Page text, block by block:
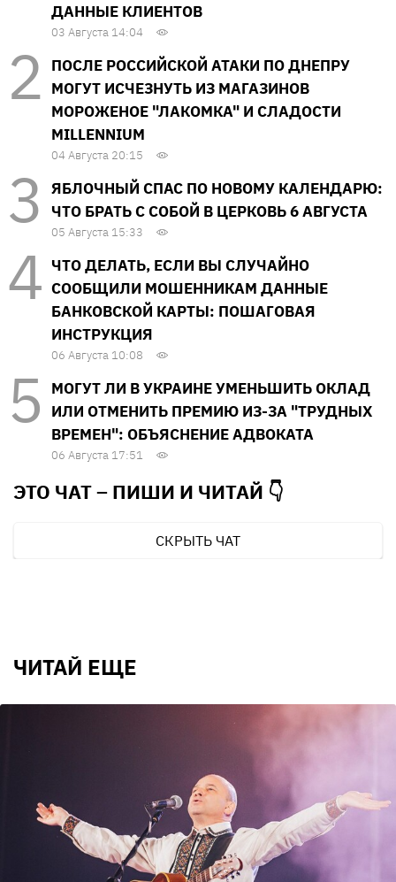
ДАННЫЕ КЛИЕНТОВ
03 Августа 14:04
ПОСЛЕ РОССИЙСКОЙ АТАКИ ПО ДНЕПРУ
МОГУТ ИСЧЕЗНУТЬ ИЗ МАГАЗИНОВ
МОРОЖЕНОЕ "ЛАКОМКА" И СЛАДОСТИ
MILLENNIUM
04 Августа 20:15
ЯБЛОЧНЫЙ СПАС ПО НОВОМУ КАЛЕНДАРЮ:
ЧТО БРАТЬ С СОБОЙ В ЦЕРКОВЬ 6 АВГУСТА
05 Августа 15:33
ЧТО ДЕЛАТЬ, ЕСЛИ ВЫ СЛУЧАЙНО
СООБЩИЛИ МОШЕННИКАМ ДАННЫЕ
БАНКОВСКОЙ КАРТЫ: ПОШАГОВАЯ
ИНСТРУКЦИЯ
06 Августа 10:08
МОГУТ ЛИ В УКРАИНЕ УМЕНЬШИТЬ ОКЛАД
ИЛИ ОТМЕНИТЬ ПРЕМИЮ ИЗ-ЗА "ТРУДНЫХ
ВРЕМЕН": ОБЪЯСНЕНИЕ АДВОКАТА
06 Августа 17:51
ЭТО ЧАТ – ПИШИ И ЧИТАЙ 👇
СКРЫТЬ ЧАТ
ЧИТАЙ ЕЩЕ